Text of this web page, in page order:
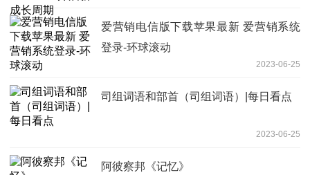
爱营销电信版下载苹果最新 爱营销系统
登录-环球滚动
2023-06-25
司组词语和部首（司组词语）|每日看点
2023-06-25
阿彼察邦《记忆》